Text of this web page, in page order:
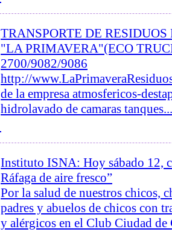
TRANSPORTE DE RESIDUOS
"LA PRIMAVERA"(ECO
2700/9082/9086
http://
de la empresa atmosfericos-
hidrolavado de camaras tanques...
Instituto ISNA: Hoy sábado 12,
Ráfaga de aire fresco”
Por la salud de nuestros chicos,
padres y abuelos de chicos con
y alérgicos en el Club Ciudad de